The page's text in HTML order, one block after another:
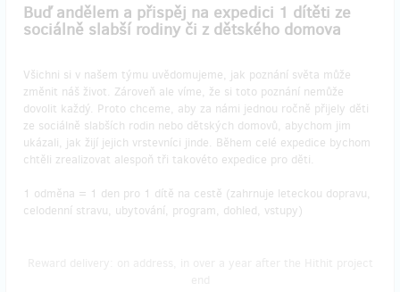
Buď andělem a přispěj na expedici 1 dítěti ze
sociálně slabší rodiny či z dětského domova
Všichni si v našem týmu uvědomujeme, jak poznání světa může
změnit náš život. Zároveň ale víme, že si toto poznání nemůže
dovolit každý. Proto chceme, aby za námi jednou ročně přijely děti
ze sociálně slabších rodin nebo dětských domovů, abychom jim
ukázali, jak žijí jejich vrstevníci jinde. Během celé expedice bychom
chtěli zrealizovat alespoň tři takovéto expedice pro děti.
1 odměna = 1 den pro 1 dítě na cestě (zahrnuje leteckou dopravu,
celodenní stravu, ubytování, program, dohled, vstupy)